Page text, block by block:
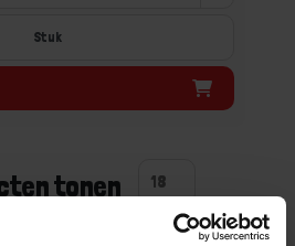
Stuk
tonen